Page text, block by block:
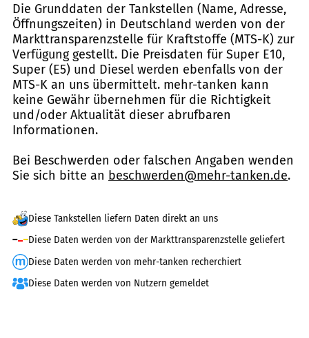
Die Grunddaten der Tankstellen (Name, Adresse,
Öffnungszeiten) in Deutschland werden von der
Markttransparenzstelle für Kraftstoffe (MTS-K) zur
Verfügung gestellt. Die Preisdaten für Super E10,
Super (E5) und Diesel werden ebenfalls von der
MTS-K an uns übermittelt. mehr-tanken kann
keine Gewähr übernehmen für die Richtigkeit
und/oder Aktualität dieser abrufbaren
Informationen.
Bei Beschwerden oder falschen Angaben wenden
Sie sich bitte an beschwerden@mehr-tanken.de.
Diese Tankstellen liefern Daten direkt an uns
Diese Daten werden von der Markttransparenzstelle geliefert
Diese Daten werden von mehr-tanken recherchiert
Diese Daten werden von Nutzern gemeldet